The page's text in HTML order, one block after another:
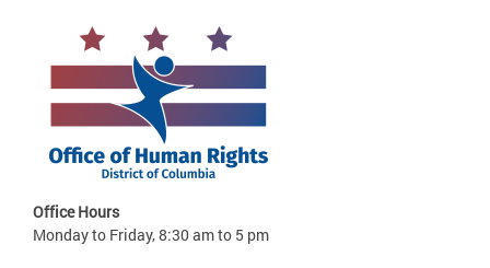
Office Hours
Monday to Friday, 8:30 am to 5 pm